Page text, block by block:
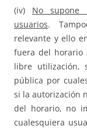
(iv) No supone
usuarios.
relevante y ello
fuera del horario
libre utilización,
pública por
si la autorización
del horario, no
cualesquiera